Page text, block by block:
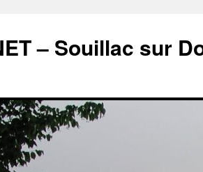
– Souillac sur